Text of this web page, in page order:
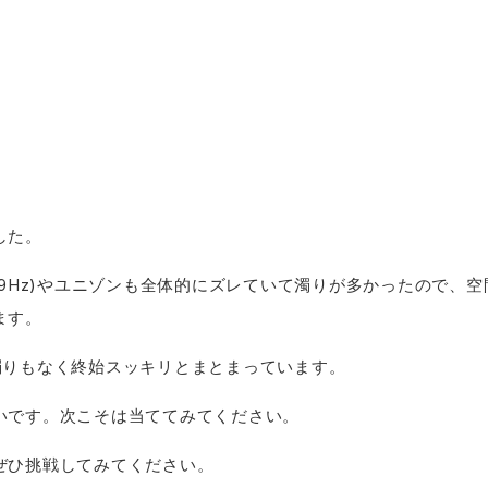
。
やユニゾンも全体的にズレていて濁りが多かったので、空
。
もなく終始スッキリとまとまっています。
す。次こそは当ててみてください。
挑戦してみてください。